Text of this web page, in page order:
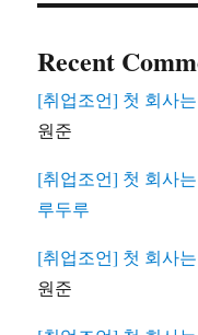
Recent
[취업조언] 첫 회사
원준
[취업조언] 첫 회사
루두루
[취업조언] 첫 회사
원준